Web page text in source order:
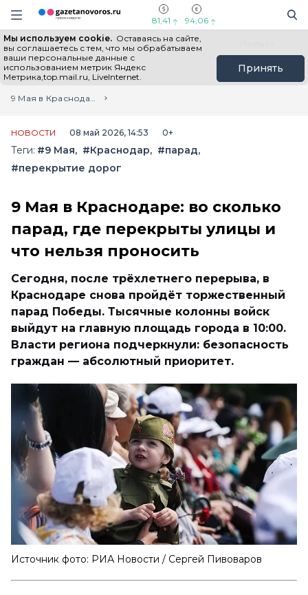
Информационный портал "ГазетаНоворос.ру"
Навигация сайта
81,41 94,06
Мы используем cookie. Оставаясь на сайте,
вы соглашаетесь с тем, что мы обрабатываем
ваши персональные данные с
использованием метрик Яндекс
Метрика,top.mail.ru, LiveInternet.
Принять
Все новости Новости России
Главная
Лента новостей
9 Мая в Краснодаре: во сколько парад, где перекрыты улицы и что нельзя проносить
НОВОСТИ 08 май 2026, 14:53 0+
Теги: #9 Мая #Краснодар
#парад
#перекрытие дорог
9 Мая в Краснодаре: во сколько
парад, где перекрыты улицы и
что нельзя проносить
Сегодня, после трёхлетнего перерыва, в
Краснодаре снова пройдёт торжественный
парад Победы. Тысячные колонны войск
выйдут на главную площадь города в 10:00.
Власти региона подчеркнули: безопасность
граждан — абсолютный приоритет.
Источник фото: РИА Новости / Сергей Пивоваров